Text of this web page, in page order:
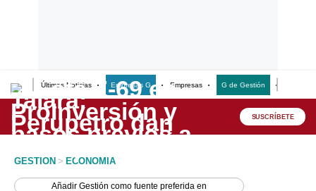
Últimas Noticias Empresas G Empresas G de Gestión
Lo último
Peru Quiosco SUSCRÍBETE
GESTION > ECONOMIA
AñadirGestión como fuente preferida en